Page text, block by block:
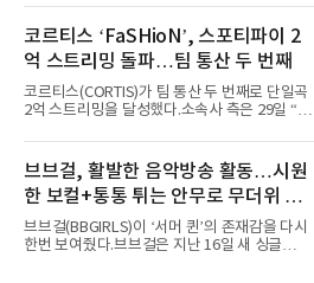
정적인 실력을 입증했고, 올해 '2026 어썸뮤직
페스티벌', '뷰티풀 민트 라이프 2026', '2026
heart(와일드 하트)’라는 제목이 붙은 콘셉트 포
토에는 멤버들의 본능적이고 야성적인 면모가
강렬하게 담겼다. 짙은 아이섀도와 푸른빛·금빛·
붉은빛의 컬러 렌즈가 비현실적인 분위기를 자
아내고, 여러 원색이 불규칙하게 뒤섞인 멀티컬
러 헤어와 과감한 블루·블랙 립 메이크업이 낯설
고도 매혹적인 비주얼을 완성했다.스타일링 역
엣을 거침없이 결합했다. 멤버들은 각기 다른 개
성을 살린 스타일링을 선
코르티스 ‘FaSHioN’, 스포티파이 2
억 스트리밍 돌파…팀 통산 두 번째
코르티스(CORTIS)가 팀 통산 두 번째로 단일곡
2억 스트리밍을 달성했다.소속사 측은 29일 “코
벌 오디오·음원 스트리밍 플랫폼 스포티파이에
서 27일 자로 누적 재생 수 2억 회를 돌파했
다”고 밝혔다.곡이 발표된 지 약 10개월 만이다.
팀의 첫 번째 2억 스트리밍 곡은 동일 음반에 수
록된 ‘GO!’다. 이 노래는 공개 약 9개월 만인 지
난달 26일 자에 2억 고지를 밟았다. 이는 최근 5
년 내 데뷔한 보이그룹의 곡 중 최단기 2억 달성
브브걸, 활발한 음악방송 활동…시원
한 보컬+통통 튀는 안무로 무더위 사
냥
브브걸(BBGIRLS)이 ‘서머 퀸’의 존재감을 다시
한번 보여줬다.브브걸은 지난 16일 새 싱글